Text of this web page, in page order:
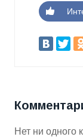
Нет ни одного